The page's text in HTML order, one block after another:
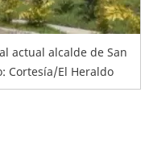
actual alcalde de San
Cortesía/El Heraldo